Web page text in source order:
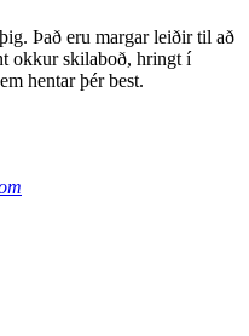
Það eru margar leiðir til að
okkur skilaboð, hringt í
hentar þér best.